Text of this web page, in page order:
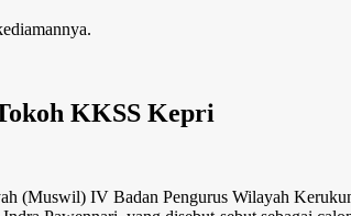
KKSS Kepri
(Muswil) IV Badan Pengurus Wilayah